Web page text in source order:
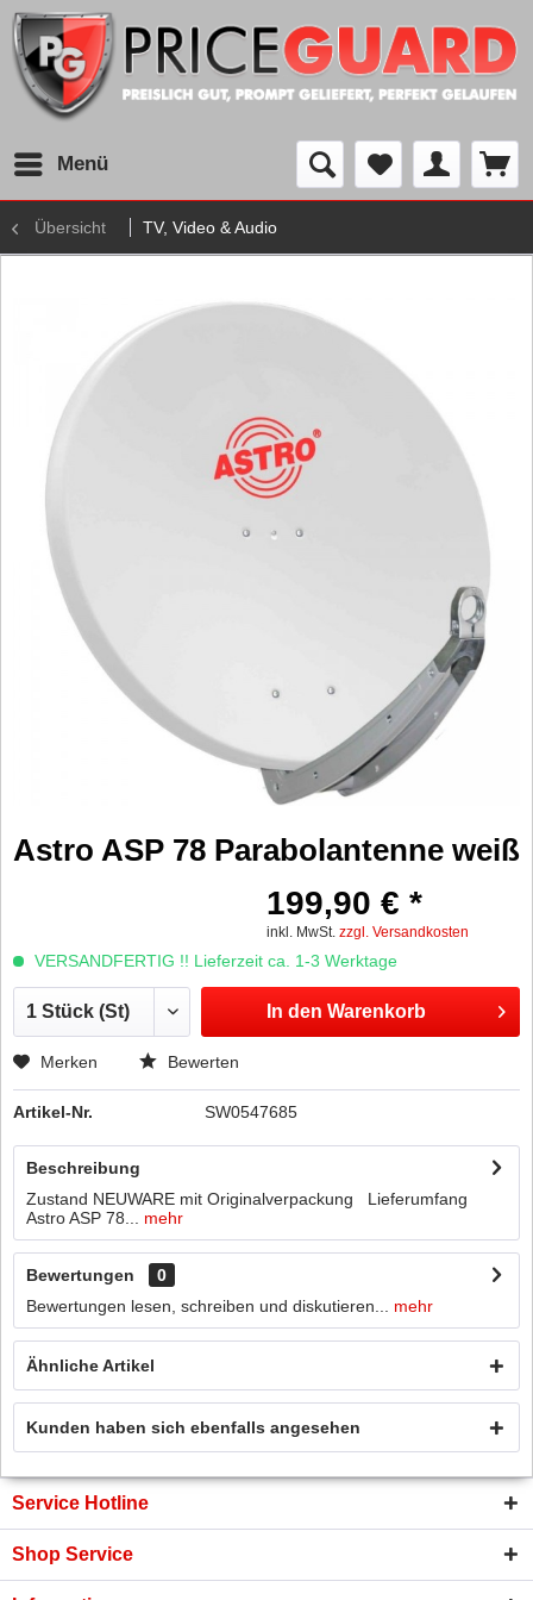
Menü
Übersicht TV, Video & Audio
Astro ASP 78 Parabolantenne weiß
199,90 € *
inkl. MwSt. zzgl. Versandkosten
VERSANDFERTIG !! Lieferzeit ca. 1-3 Werktage
In den Warenkorb
Merken Bewerten
Artikel-Nr. SW0547685
Beschreibung
Zustand NEUWARE mit Originalverpackung Lieferumfang
Astro ASP 78...
mehr
Bewertungen
0
Bewertungen lesen, schreiben und diskutieren...
mehr
Ähnliche Artikel
Kunden haben sich ebenfalls angesehen
Service Hotline
Shop Service